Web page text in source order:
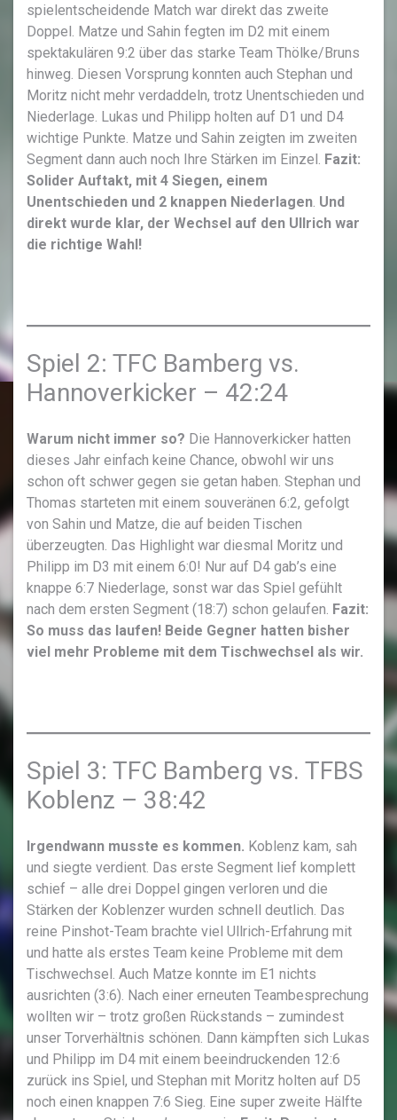
spielentscheidende Match war direkt das zweite
Doppel. Matze und Sahin fegten im D2 mit einem
spektakulären 9:2 über das starke Team Thölke/Bruns
hinweg. Diesen Vorsprung konnten auch Stephan und
Moritz nicht mehr verdaddeln, trotz Unentschieden und
Niederlage. Lukas und Philipp holten auf D1 und D4
wichtige Punkte. Matze und Sahin zeigten im zweiten
Segment dann auch noch Ihre Stärken im Einzel. Fazit:
Solider Auftakt, mit 4 Siegen, einem
Unentschieden und 2 knappen Niederlagen. Und
direkt wurde klar, der Wechsel auf den Ullrich war
die richtige Wahl!
Spiel 2: TFC Bamberg vs.
Hannoverkicker – 42:24
Warum nicht immer so? Die Hannoverkicker hatten
dieses Jahr einfach keine Chance, obwohl wir uns
schon oft schwer gegen sie getan haben. Stephan und
Thomas starteten mit einem souveränen 6:2, gefolgt
von Sahin und Matze, die auf beiden Tischen
überzeugten. Das Highlight war diesmal Moritz und
Philipp im D3 mit einem 6:0! Nur auf D4 gab’s eine
knappe 6:7 Niederlage, sonst war das Spiel gefühlt
nach dem ersten Segment (18:7) schon gelaufen. Fazit:
So muss das laufen! Beide Gegner hatten bisher
viel mehr Probleme mit dem Tischwechsel als wir.
Spiel 3: TFC Bamberg vs. TFBS
Koblenz – 38:42
Irgendwann musste es kommen. Koblenz kam, sah
und siegte verdient. Das erste Segment lief komplett
schief – alle drei Doppel gingen verloren und die
Stärken der Koblenzer wurden schnell deutlich. Das
reine Pinshot-Team brachte viel Ullrich-Erfahrung mit
und hatte als erstes Team keine Probleme mit dem
Tischwechsel. Auch Matze konnte im E1 nichts
ausrichten (3:6). Nach einer erneuten Teambesprechung
wollten wir – trotz großen Rückstands – zumindest
unser Torverhältnis schönen. Dann kämpften sich Lukas
und Philipp im D4 mit einem beeindruckenden 12:6
zurück ins Spiel, und Stephan mit Moritz holten auf D5
noch einen knappen 7:6 Sieg. Eine super zweite Hälfte